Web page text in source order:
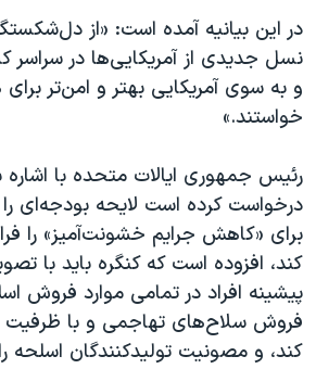
صفحه‌های ویژه
سفر پرزیدنت ترامپ به چین
در این بیانیه آمده است: «از
نسل جدیدی از آمریکایی‌ها در سراسر
و به سوی آمریکایی بهتر و امن‌تر
خواستند.»
رئیس جمهوری ایالات متحده با اشاره
درخواست کرده است لایحه بودجه‌‌ای را
برای «کاهش جرایم‌ خشونت‌آمیز» را
کند، افزوده است که کنگره باید با
پیشینه افراد در تمامی موارد فروش
فروش سلاح‌های تهاجمی و با ظرفیت
کند، و مصونیت تولیدکنندگان اسلحه